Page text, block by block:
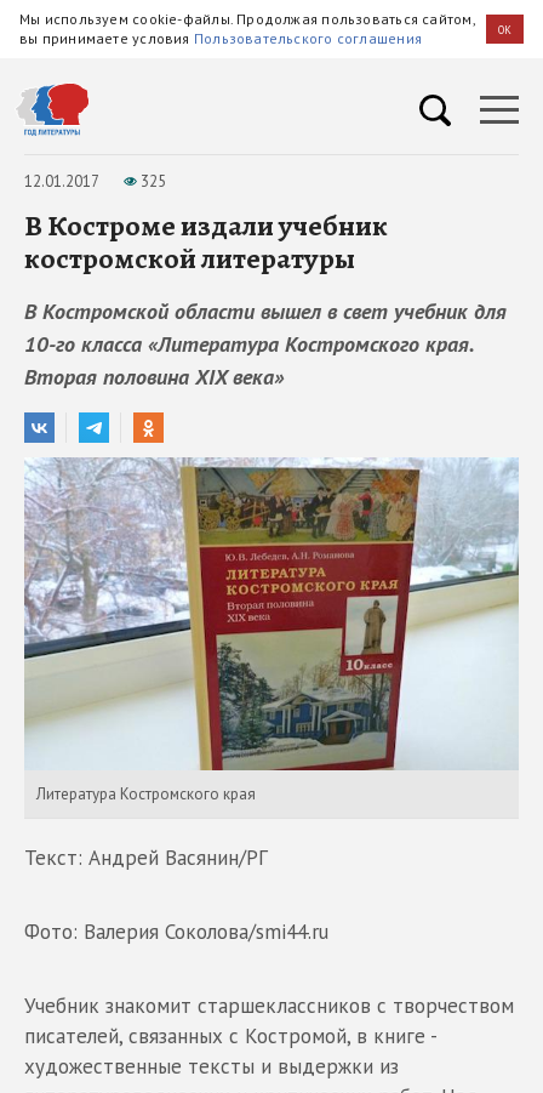
Мы используем cookie-файлы. Продолжая пользоваться сайтом,
вы принимаете условия Пользовательского соглашения OK
12.01.2017 325
В Костроме издали учебник
костромской литературы
В Костромской области вышел в свет учебник для
10-го класса «Литература Костромского края.
Вторая половина XIX века»
Литература Костромского края
Текст: Андрей Васянин/РГ
Фото: Валерия Соколова/smi44.ru
Учебник знакомит старшеклассников с творчеством
писателей, связанных с Костромой, в книге -
художественные тексты и выдержки из